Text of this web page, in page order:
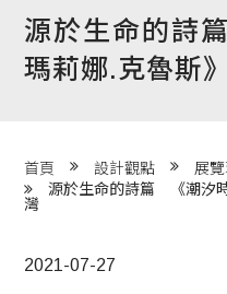
們 About DFUN
程 Milestones
藏 Cover Archives
團 Square Rich
源於生命的詩
瑪莉娜.克魯斯
首頁 設計觀點
展
源於生命的詩篇 《潮汐
灣
2021-07-27